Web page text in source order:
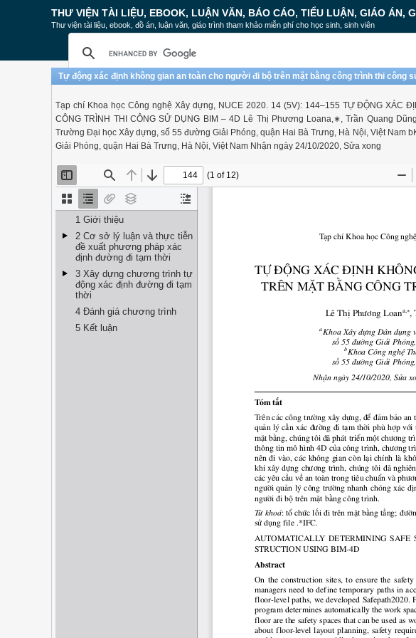
THƯ VIỆN TÀI LIỆU, EBOOK, LUẬN VĂN, BÁO CÁO, TIỂU LUẬN, GIÁO ÁN,
Thư viện tài liệu, ebook, đồ án, luận văn, giáo trình tham khảo miễn phí cho học sinh, sinh viên
Tự động xác định không gian an toàn cho người đi bộ trên mặt bằng công trình thi công
Tạp chí Khoa học Công nghệ Xây dựng, NUCE 2020. 14 (5V): 144–155 TỰ ĐỘNG XÁC
CÔNG TRÌNH THI CÔNG SỬ DỤNG BIM – 4D Lê Thị Phương Loana,∗, Trần Quang
Trường Đại học Xây dựng, số 55 đường Giải Phóng, quận Hai Bà Trưng, Hà Nội, Việt Nam
Giải Phóng, quận Hai Bà Trưng, Hà Nội, Việt Nam Nhận ngày 24/10/2020, Sửa xong